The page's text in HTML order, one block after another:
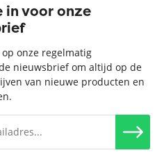
in voor onze
onze regelmatig
nieuwsbrief om altijd op de
van nieuwe producten en